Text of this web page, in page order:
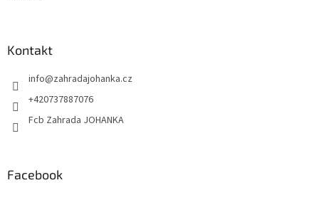
Kontakt
info@zahradajohanka.cz
+420737887076
Fcb Zahrada JOHANKA
Facebook